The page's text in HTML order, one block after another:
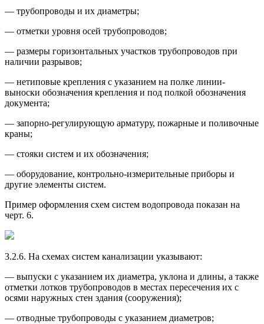
— трубопроводы и их диаметры;
— отметки уровня осей трубопроводов;
— размеры горизонтальных участков трубопроводов при
наличии разрывов;
— нетиповые крепления с указанием на полке линии-
выноски обозначения крепления и под полкой обозначения
документа;
— запорно-регулирующую арматуру, пожарные и поливочные
краны;
— стояки систем и их обозначения;
— оборудование, контрольно-измерительные приборы и
другие элементы систем.
Пример оформления схем систем водопровода показан на
черт. 6.
3.2.6. На схемах систем канализации указывают:
— выпуски с указанием их диаметра, уклона и длины, а также
отметки лотков трубопроводов в местах пересечения их с
осями наружных стен здания (сооружения);
— отводные трубопроводы с указанием диаметров;